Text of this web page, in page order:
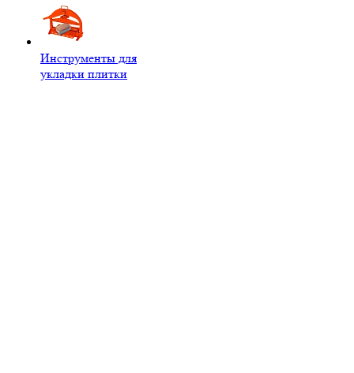
Инструменты для
укладки плитки